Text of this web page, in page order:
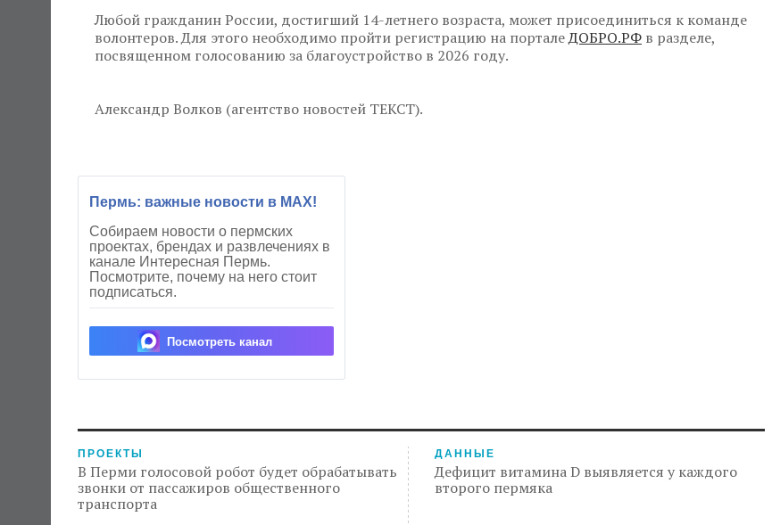
Любой гражданин России, достигший 14-летнего возраста, может присоединиться к команде
волонтеров. Для этого необходимо пройти регистрацию на порталеДОБРО.РФ в разделе,
посвященном голосованию за благоустройство в 2026 году.
Александр Волков (агентство новостей ТЕКСТ).
Пермь: важные новости в MAX!
Собираем новости о пермских
проектах, брендах и развлечениях в
канале Интересная Пермь.
Посмотрите, почему на него стоит
подписаться.
Посмотреть канал
ПРОЕКТЫ
В Перми голосовой робот будет обрабатывать
звонки от пассажиров общественного
транспорта
ДАННЫЕ
Дефицит витамина D выявляется у каждого
второго пермяка